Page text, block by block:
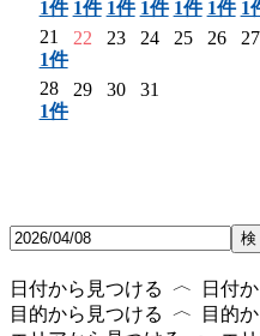
1件 1件 1件 1件 1件 1件 1
21
1件
22 23 24 25 26 27
28
1件
29 30 31
検
日付から見つける 〈 日付
目的から見つける 〈 目的